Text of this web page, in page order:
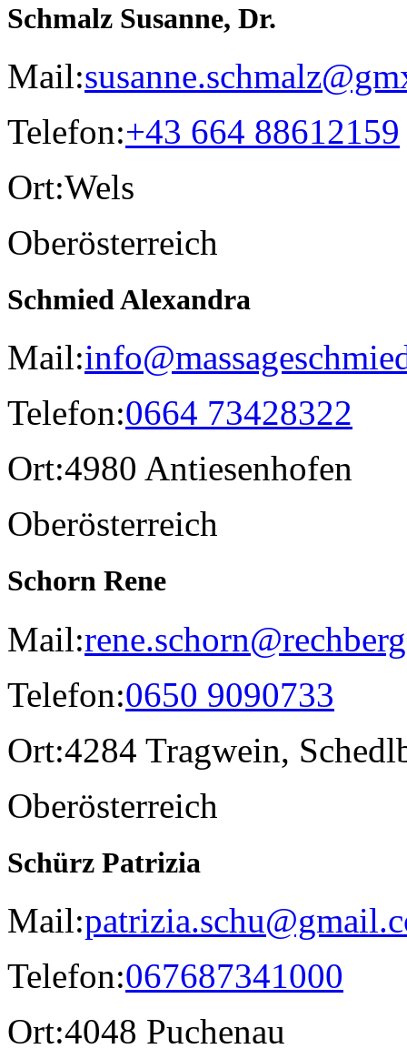
Schmalz Susanne, Dr.
Mail:
Telefon:+43 664 88612159
Ort:Wels
Oberösterreich
Schmied Alexandra
Mail:
Telefon:0664 73428322
Ort:4980 Antiesenhofen
Oberösterreich
Schorn Rene
Mail:
Telefon:0650 9090733
Ort:4284 Tragwein,
Oberösterreich
Schürz Patrizia
Mail:
Telefon:067687341000
Ort:4048 Puchenau